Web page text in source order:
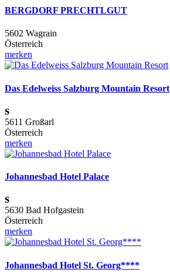
BERGDORF PRECHTLGUT
5602 Wagrain
Österreich
merken
Das Edelweiss Salzburg Mountain Resort
s
5611 Großarl
Österreich
merken
Johannesbad Hotel Palace
s
5630 Bad Hofgastein
Österreich
merken
Johannesbad Hotel St. Georg****